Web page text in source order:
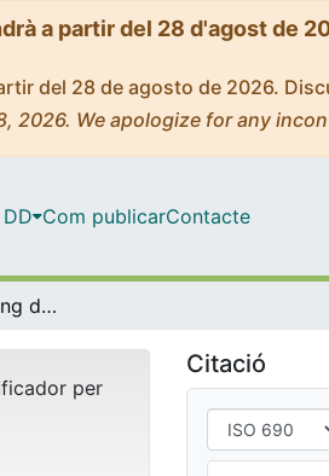
a partir del 28 d'agost de
del 28 de agosto de 2026.
2026. We apologize for any
Com publicarContacte
Sharing brain imaging data in the Open Science era: how and why?
per
Citació